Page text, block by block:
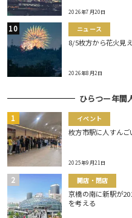
2026年7月20日
ニュース
8/5枚方から花火見
2026年8月2日
ひらつー年間
イベント
枚方市駅に人すんご
2025年9月21日
開店・閉店
京橋の南に新駅が
を考える